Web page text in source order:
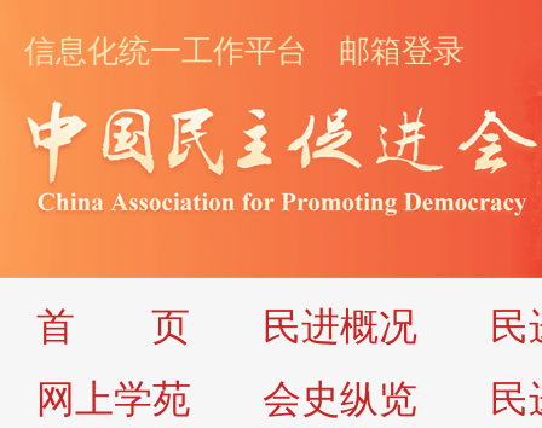
信息化统一工作平台 邮箱登录
首 页 民进概况
民
网上学苑
会史纵览 民